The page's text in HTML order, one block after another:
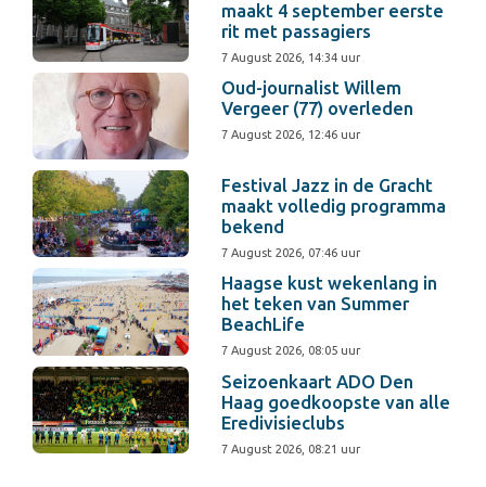
maakt 4 september eerste
rit met passagiers
7 August 2026, 14:34 uur
Oud-journalist Willem
Vergeer (77) overleden
7 August 2026, 12:46 uur
Festival Jazz in de Gracht
maakt volledig programma
bekend
7 August 2026, 07:46 uur
Haagse kust wekenlang in
het teken van Summer
BeachLife
7 August 2026, 08:05 uur
Seizoenkaart ADO Den
Haag goedkoopste van alle
Eredivisieclubs
7 August 2026, 08:21 uur